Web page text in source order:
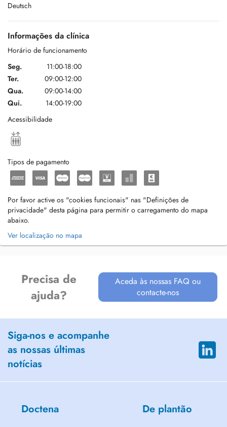
Deutsch
Informações da clínica
Horário de funcionamento
Seg.
11:00-18:00
Ter.
09:00-12:00
Qua.
09:00-14:00
Qui.
14:00-19:00
Acessibilidade
Tipos de pagamento
Por favor active os "cookies funcionais" nas "Definições de
privacidade" desta página para permitir o carregamento do mapa
abaixo.
Ver localização no mapa
Precisa de
ajuda?
Aceda às nossas FAQ ou
contacte-nos
Siga-nos e acompanhe
as nossas últimas
notícias
Doctena De plantão